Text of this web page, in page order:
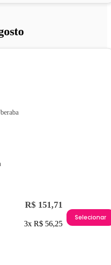
R$ 151,71
3x R$ 56,25
Selecionar